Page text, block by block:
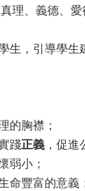
理、義德、
生，引導學
的胸襟；
踐正義 ，促進
弱小；
命豐富的意義